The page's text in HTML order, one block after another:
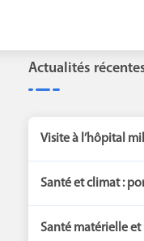
Actualités
Visite à l’hôpital
Santé et climat :
Santé matérielle et